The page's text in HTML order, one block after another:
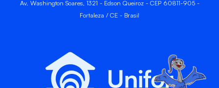
Av. Washington Soares, 1321 - Edson Queiroz - CEP 60811-905 -
Fortaleza / CE - Brasil